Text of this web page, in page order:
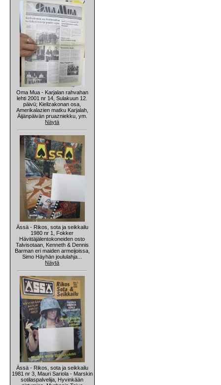
Oma Mua - Karjalan rahvahan
lehti 2001 nr 14, Sulakuun 12.
päivü; Kielizakonan osa,
Amerikalazien matku Karjalah,
Äijänpäivän pruazniekku, ym.
Näytä
Ässä - Rikos, sota ja seikkailu
1980 nr 1, Fokker
Hävittäjälentokoneiden osto
Talvisotaan, Kenneth & Dennis
Barman eri maiden armeijoissa,
Simo Häyhän joululahja...
Näytä
Ässä - Rikos, sota ja seikkailu
1981 nr 3, Mauri Sariola - Marskin
sotilaspalvelija, Hyvinkään